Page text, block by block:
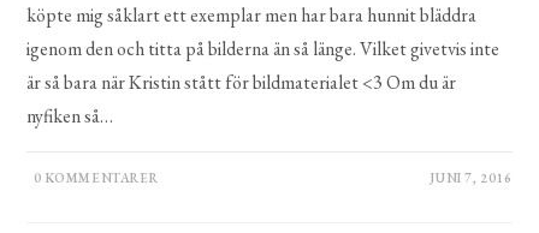
köpte mig såklart ett exemplar men har bara hunnit bläddra
igenom den och titta på bilderna än så länge. Vilket givetvis inte
är så bara när Kristin stått för bildmaterialet <3 Om du är
nyfiken så…
0 KOMMENTARER JUNI 7, 2016